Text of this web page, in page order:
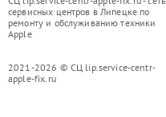
сервисных центров в Липецке по
ремонту и обслуживанию техники
Apple
2021-2026 © СЦ lip.service-centr-
apple-fix.ru